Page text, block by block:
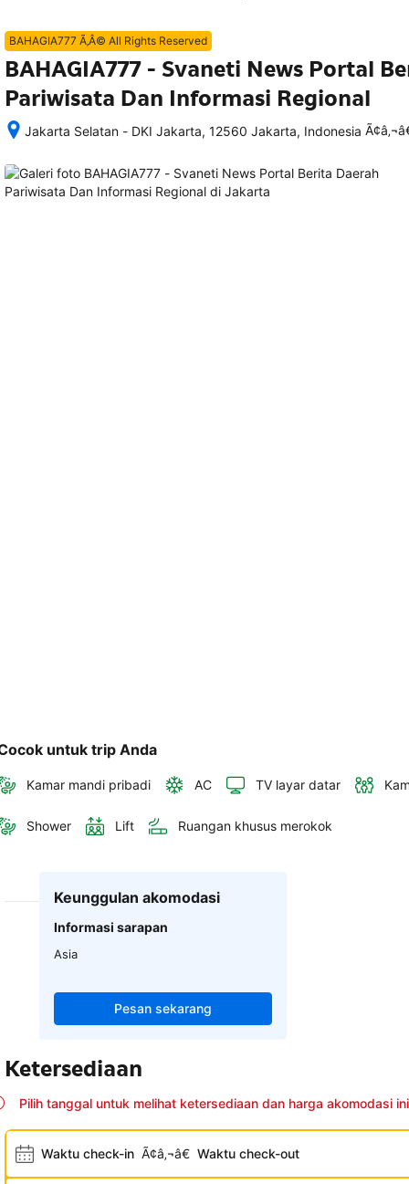
BAHAGIA777 Ã‚Â© All Rights Reserved
BAHAGIA777 - Svaneti News Portal
Pariwisata Dan Informasi Regional
Jakarta Selatan - DKI Jakarta, 12560 Jakarta, Indonesia
memesan,
semua
untuk trip Anda
Kamar mandi pribadi AC TV layar datar
Shower Lift Ruangan khusus merokok
Keunggulan akomodasi
Informasi sarapan
Asia
Pesan sekarang
Ketersediaan
Pilih tanggal untuk melihat ketersediaan dan harga akomodasi ini
Waktu check-in Ã¢â‚¬â€ Waktu check-out